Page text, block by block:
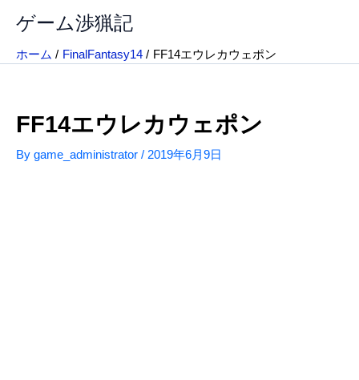
ス
ゲーム渉猟記
ホーム FinalFantasy14 FF14エウレカウェポン
FF14エウレカウェポン
By game_administrator / 2019年6月9日